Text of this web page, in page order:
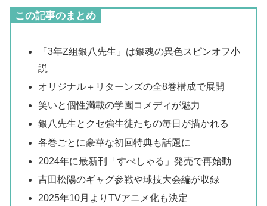
この記事のまとめ
「3年Z組銀八先生」は銀魂の異色スピンオフ小
説
オリジナル＋リターンズの全8巻構成で展開
笑いと個性満載の学園コメディが魅力
銀八先生とクセ強生徒たちの毎日が描かれる
各巻ごとに豪華な初回特典も話題に
2024年に最新刊「すぺしゃる」発売で再始動
吉田松陽のギャグ参戦や球技大会編が収録
2025年10月よりTVアニメ化も決定